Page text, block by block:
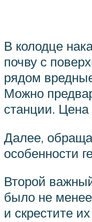
В колодце
почву с
рядом
Можно
станции. Цена
Далее,
особенности
Второй
было не
и скрестите